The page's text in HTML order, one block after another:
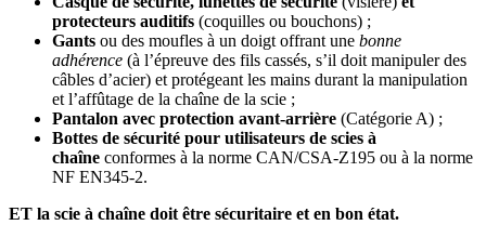
protecteurs auditifs (coquilles ou bouchons) ;
Gants ou des moufles à un doigt offrant une bonne
adhérence (à l’épreuve des fils cassés, s’il doit manipuler des
câbles d’acier) et protégeant les mains durant la manipulation
et l’affûtage de la chaîne de la scie ;
Pantalon avec protection avant-arrière (Catégorie A) ;
Bottes de sécurité pour utilisateurs de scies à
chaîne conformes à la norme CAN/CSA-Z195 ou à la norme
NF EN345-2.
ET la scie à chaîne doit être sécuritaire et en bon état.